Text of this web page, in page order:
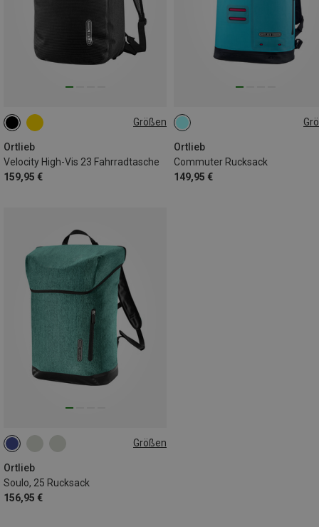
Größen
Ortlieb
Velocity High-Vis 23 Fahrradtasche
159,95 €
23L
Ortlieb
Commuter Rucksack
149,95 €
21L
Größen
Ortlieb
Soulo, 25 Rucksack
156,95 €
25L